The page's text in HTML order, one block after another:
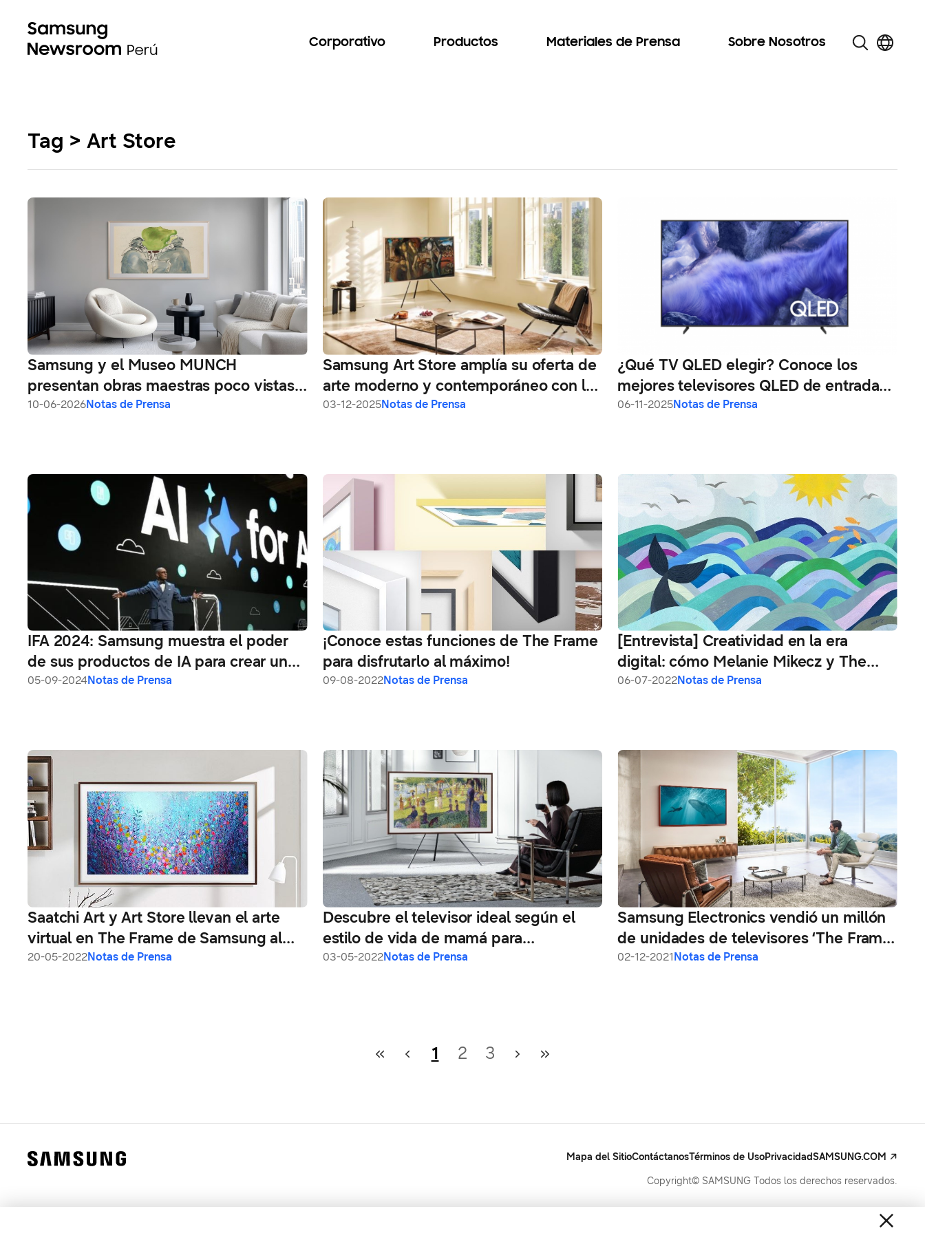
Corporativo Productos Materiales de Prensa Sobre Nosotros
Tag > Art Store
Samsung y el Museo MUNCH
presentan obras maestras poco vistas
en Samsung Art Store
10-06-2026Notas de Prensa
Samsung Art Store amplía su oferta de
arte moderno y contemporáneo con la
nueva colección de Tate
03-12-2025Notas de Prensa
¿Qué TV QLED elegir? Conoce los
mejores televisores QLED de entrada
de Samsung según cada perfil de
06-11-2025Notas de Prensa
IFA 2024: Samsung muestra el poder
de sus productos de IA para crear un
mundo conectado para todos
05-09-2024Notas de Prensa
¡Conoce estas funciones de The Frame
para disfrutarlo al máximo!
09-08-2022Notas de Prensa
[Entrevista] Creatividad en la era
digital: cómo Melanie Mikecz y The
Frame inspiran artistas y entusiastas de
06-07-2022Notas de Prensa
Saatchi Art y Art Store llevan el arte
virtual en The Frame de Samsung al
siguiente nivel
20-05-2022Notas de Prensa
Descubre el televisor ideal según el
estilo de vida de mamá para
sorprenderla en su día
03-05-2022Notas de Prensa
Samsung Electronics vendió un millón
de unidades de televisores ‘The Frame’
en 2021
02-12-2021Notas de Prensa
1 2 3
Mapa del SitioContáctanosTérminos de UsoPrivacidadSAMSUNG.COM
Copyright© SAMSUNG Todos los derechos reservados.